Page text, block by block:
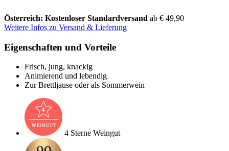
Österreich: Kostenloser Standardversand ab € 49,90
Weitere Infos zu Versand & Lieferung
Eigenschaften und Vorteile
Frisch, jung, knackig
Animierend und lebendig
Zur Brettljause oder als Sommerwein
4 Sterne Weingut